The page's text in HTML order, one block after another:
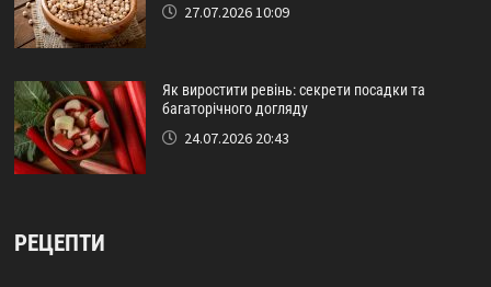
27.07.2026 10:09
Як виростити ревінь: секрети посадки та
багаторічного догляду
24.07.2026 20:43
РЕЦЕПТИ